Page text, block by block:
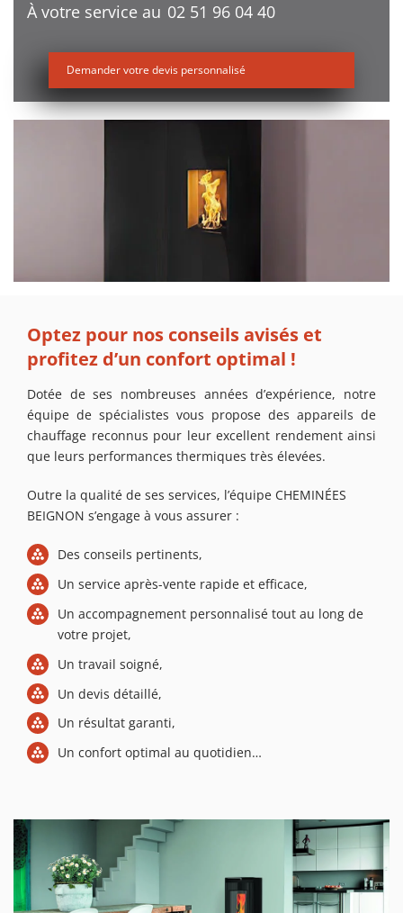
À votre service au 02 51 96 04 40
Demander votre devis personnalisé
Optez pour nos conseils avisés et
profitez d’un confort optimal !
Dotée de ses nombreuses années d’expérience, notre
équipe de spécialistes vous propose des appareils de
chauffage reconnus pour leur excellent rendement ainsi
que leurs performances thermiques très élevées.
Outre la qualité de ses services, l’équipe CHEMINÉES
BEIGNON s’engage à vous assurer :
Des conseils pertinents,
Un service après-vente rapide et efficace,
Un accompagnement personnalisé tout au long de
votre projet,
Un travail soigné,
Un devis détaillé,
Un résultat garanti,
Un confort optimal au quotidien…